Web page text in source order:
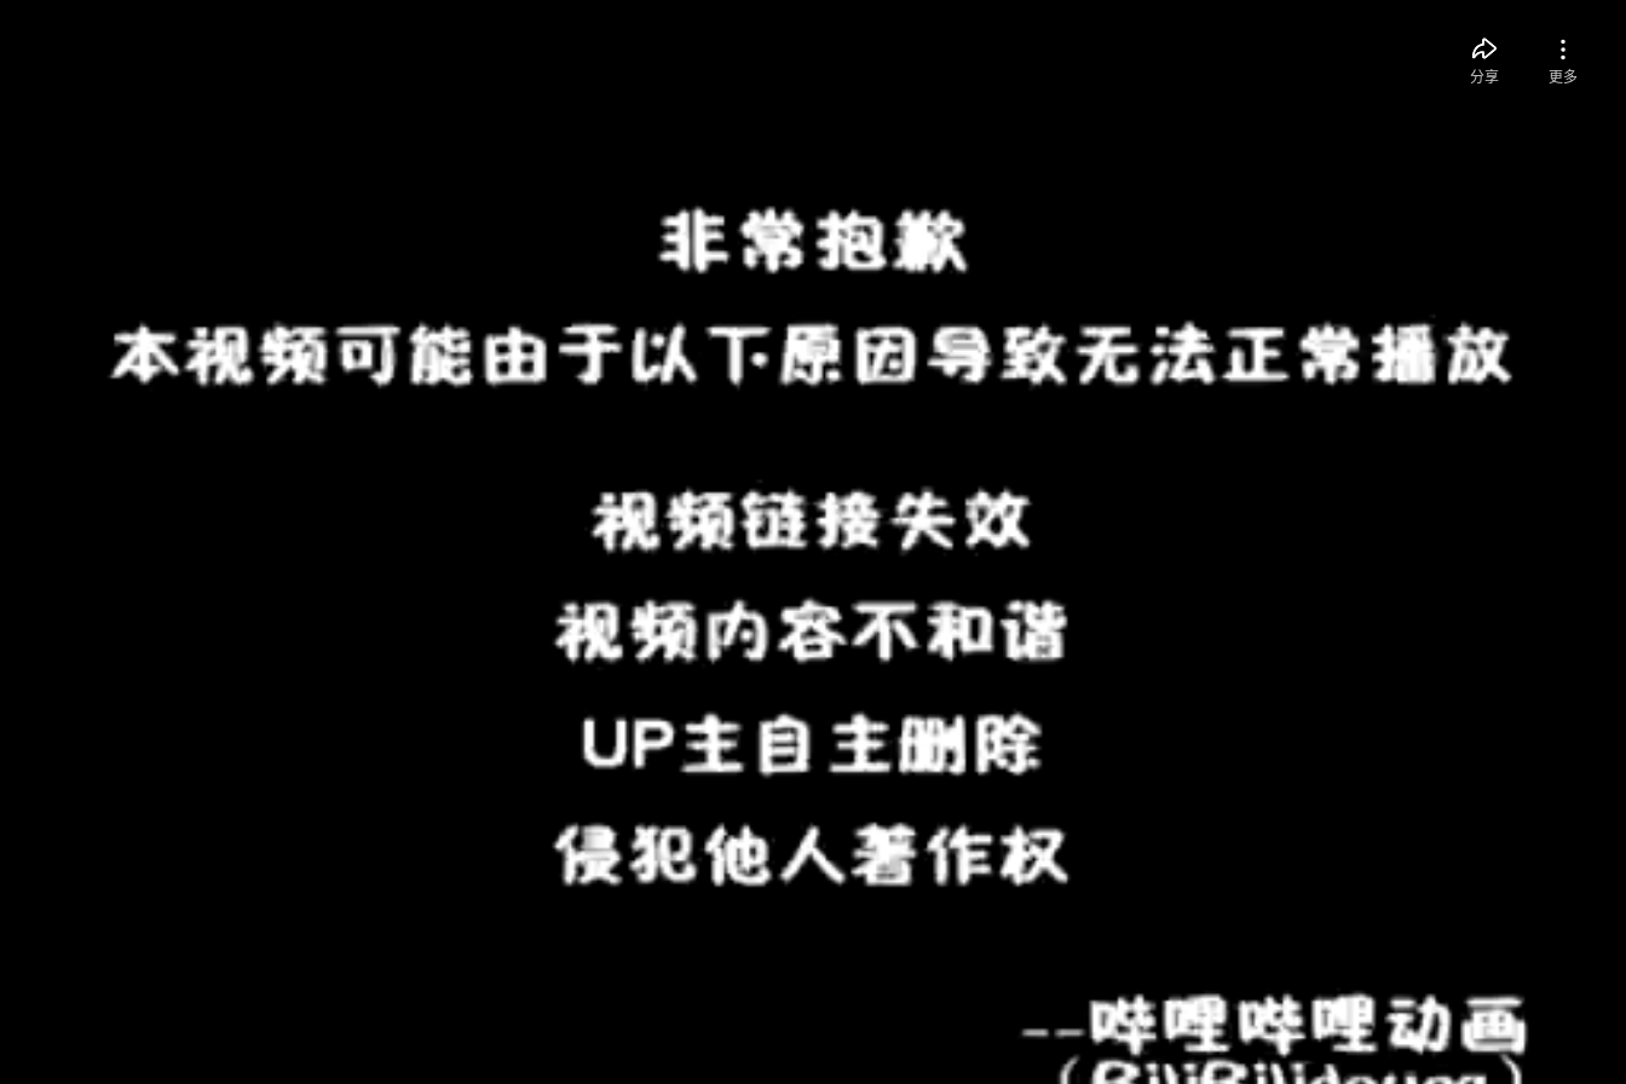
分享 更多